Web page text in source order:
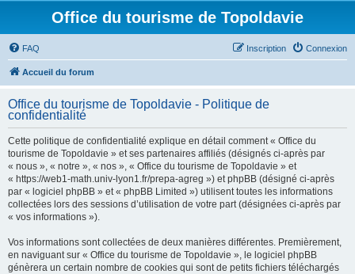
Office du tourisme de Topoldavie
FAQ Connexion
Inscription
Accueil du forum
Office du tourisme de Topoldavie - Politique de
confidentialité
Cette politique de confidentialité explique en détail comment « Office du
tourisme de Topoldavie » et ses partenaires affiliés (désignés ci-après par
« nous », « notre », « nos », « Office du tourisme de Topoldavie » et
« https://web1-math.univ-lyon1.fr/prepa-agreg ») et phpBB (désigné ci-après
par « logiciel phpBB » et « phpBB Limited ») utilisent toutes les informations
collectées lors des sessions d’utilisation de votre part (désignées ci-après par
« vos informations »).
Vos informations sont collectées de deux manières différentes. Premièrement,
en naviguant sur « Office du tourisme de Topoldavie », le logiciel phpBB
génèrera un certain nombre de cookies qui sont de petits fichiers téléchargés